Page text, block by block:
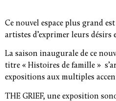
Ce nouvel espace plus grand
artistes d’exprimer leurs désirs
La saison inaugurale de ce
titre « Histoires de famille »
expositions aux multiples
THE GRIEF, une exposition